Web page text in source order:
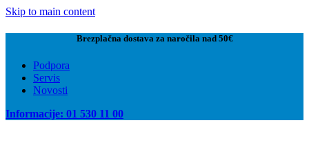
Skip to main content
Brezplačna dostava za naročila nad 50€
Podpora
Servis
Novosti
Informacije: 01 530 11 00